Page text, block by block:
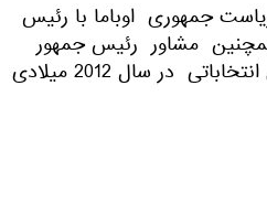
جمهوری اوباما با رئیس
مشاور رئیس جمهور
آمریکا در زمان کارزار ماقبل انتخاباتی در سال 2012 میلادی